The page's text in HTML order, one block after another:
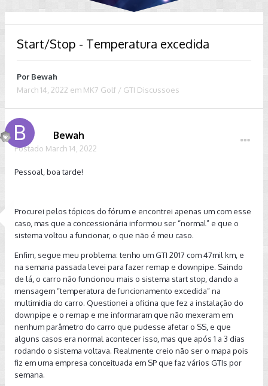
Start/Stop - Temperatura excedida
Por Bewah
March 14, 2022 em MK7 Golf / GTI Discussoes
Bewah
Postado March 14, 2022
Pessoal, boa tarde!
Procurei pelos tópicos do fórum e encontrei apenas um com esse
caso, mas que a concessionária informou ser “normal” e que o
sistema voltou a funcionar, o que não é meu caso.
Enfim, segue meu problema: tenho um GTI 2017 com 47mil km, e
na semana passada levei para fazer remap e downpipe. Saindo
de lá, o carro não funcionou mais o sistema start stop, dando a
mensagem “temperatura de funcionamento excedida” na
multimidia do carro. Questionei a oficina que fez a instalação do
downpipe e o remap e me informaram que não mexeram em
nenhum parâmetro do carro que pudesse afetar o SS, e que
alguns casos era normal acontecer isso, mas que após 1 a 3 dias
rodando o sistema voltava. Realmente creio não ser o mapa pois
fiz em uma empresa conceituada em SP que faz vários GTIs por
semana.